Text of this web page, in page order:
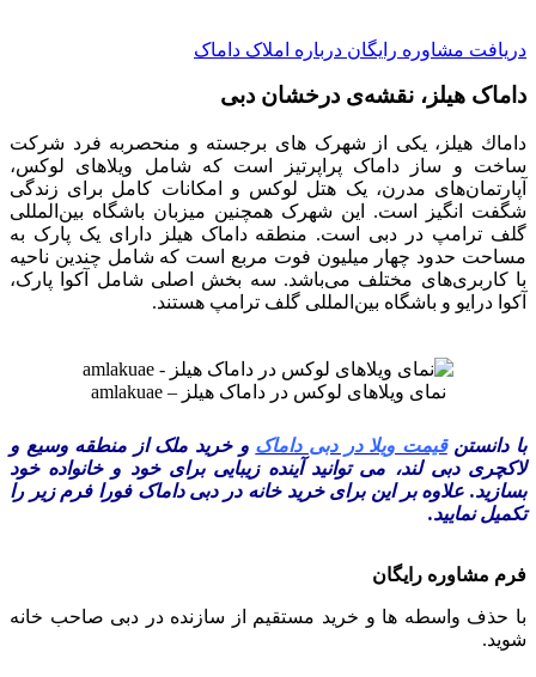
دریافت مشاوره رایگان درباره املاک داماک
داماک هیلز، نقشه‌ی درخشان دبی
داماك هيلز، یکی از شهرک های برجسته و منحصربه فرد شرکت
ساخت و‌ ساز داماک پراپرتیز است که شامل ویلاهای لوکس،
آپارتمان‌های مدرن، یک هتل لوکس و امکانات کامل برای زندگی
شگفت انگیز است. این شهرک همچنین میزبان باشگاه بین‌المللی
گلف ترامپ در دبی است. منطقه داماک هیلز دارای یک پارک به
مساحت حدود چهار میلیون فوت مربع است که شامل چندین ناحیه
با کاربری‌های مختلف می‌باشد. سه بخش اصلی شامل آکوا پارک،
آکوا درایو و باشگاه بین‌المللی گلف ترامپ هستند.
نمای ویلاهای لوکس در داماک هیلز – amlakuae
با دانستنقیمت ویلا در دبی داماک و خرید ملک از منطقه وسیع و
لاکچری دبی لند، می توانید آینده زیبایی برای خود و خانواده خود
بسازید. علاوه بر این برای خرید خانه در دبی داماک فورا فرم زیر را
تکمیل نمایید.
فرم مشاوره رایگان
با حذف واسطه ها و خرید مستقیم از سازنده در دبی صاحب خانه
شوید.